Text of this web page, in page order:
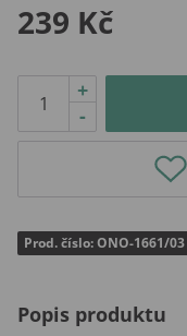
239 Kč
-
+
Prod. číslo: ONO-1661/03
Popis produktu